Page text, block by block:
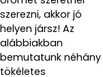
szerezni, akkor jó
helyen jársz! Az
alábbiakban
bemutatunk néhány
tökéletes